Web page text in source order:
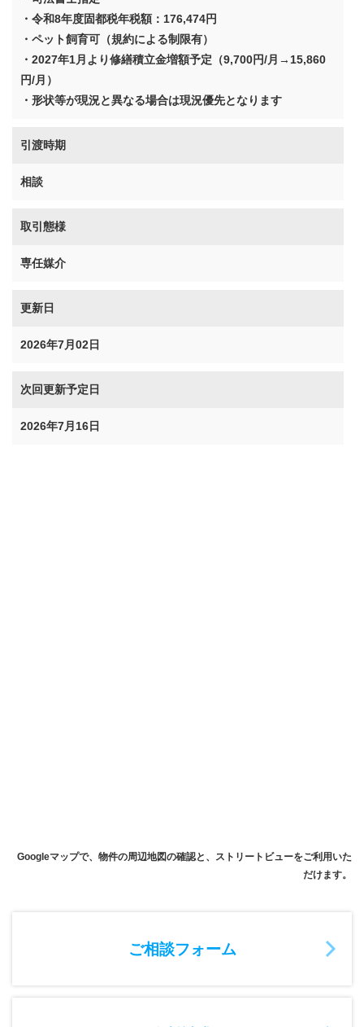
・令和8年度固都税年税額：176,474円
・ペット飼育可（規約による制限有）
・2027年1月より修繕積立金増額予定（9,700円/月→15,860
円/月）
・形状等が現況と異なる場合は現況優先となります
引渡時期
相談
取引態様
専任媒介
更新日
2026年7月02日
次回更新予定日
2026年7月16日
Googleマップで、物件の周辺地図の確認と、ストリートビューをご利用いた
だけます。
ご相談フォーム